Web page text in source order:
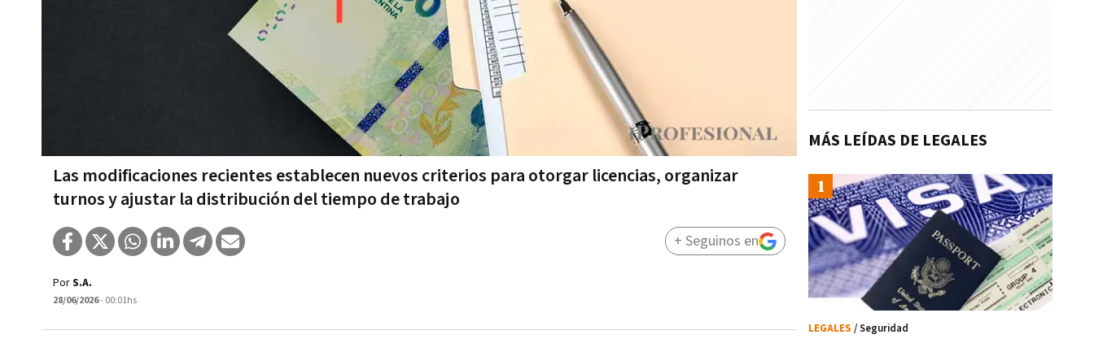
Las modificaciones recientes establecen nuevos criterios para otorgar licencias, organizar
turnos y ajustar la distribución del tiempo de trabajo
PorS.A.
28/06/2026- 00:01hs
+ Seguinos en
MÁS LEÍDAS DE LEGALES
LEGALES / Seguridad